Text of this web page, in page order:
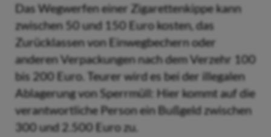
Das Wegwerfen einer Zigarettenkippe kann
zwischen 50 und 150 Euro kosten, das
Zurücklassen von Einwegbechern oder
anderen Verpackungen nach dem Verzehr 100
bis 200 Euro. Teurer wird es bei der illegalen
Ablagerung von Sperrmüll: Hier kommt auf die
verantwortliche Person ein Bußgeld zwischen
300 und 2.500 Euro zu.